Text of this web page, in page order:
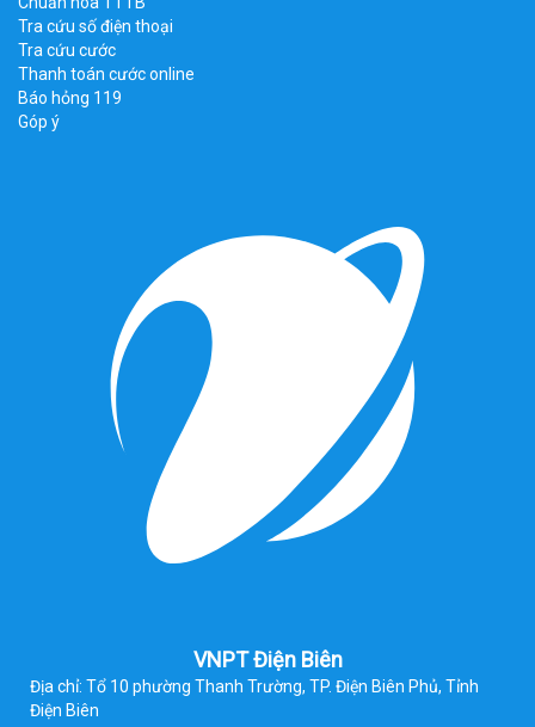
Tra cứu số điện thoại
Tra cứu cước
Thanh toán cước online
Báo hỏng 119
Góp ý
VNPT Điện Biên
Địa chỉ: Tổ 10 phường Thanh Trường, TP. Điện Biên Phủ, Tỉnh
Điện Biên